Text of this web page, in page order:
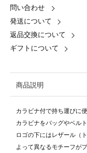
問い合わせ
発送について
返品交換について
ギフトについて
商品説明
カラビナ付で持ち運びに
カラビナをバッグやベル
ロゴの下にはレザール（
よって異なるモチーフが